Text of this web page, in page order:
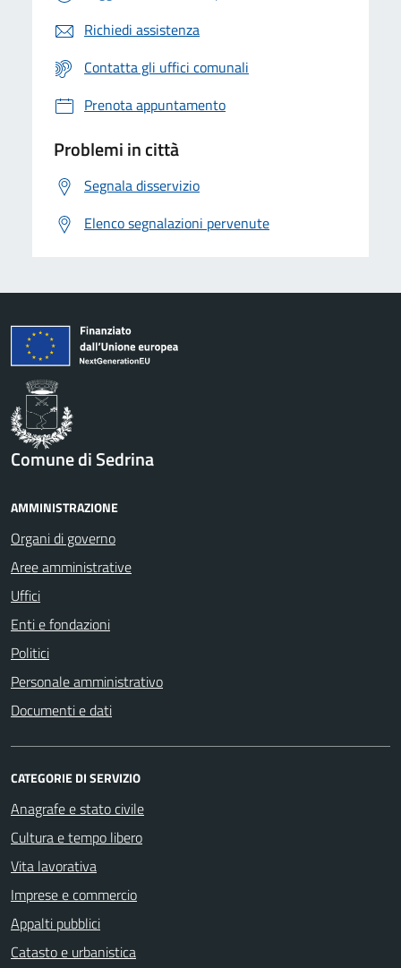
Richiedi assistenza
Contatta gli uffici comunali
Prenota appuntamento
Problemi in città
Segnala disservizio
Elenco segnalazioni pervenute
Comune di Sedrina
AMMINISTRAZIONE
Organi di governo
Aree amministrative
Uffici
Enti e fondazioni
Politici
Personale amministrativo
Documenti e dati
CATEGORIE DI SERVIZIO
Anagrafe e stato civile
Cultura e tempo libero
Vita lavorativa
Imprese e commercio
Appalti pubblici
Catasto e urbanistica